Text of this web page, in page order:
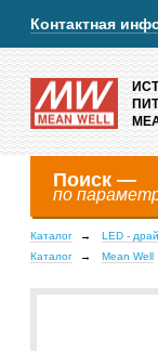
Контактная
Поиск —
по
Каталог LED -
Каталог
Mean Well